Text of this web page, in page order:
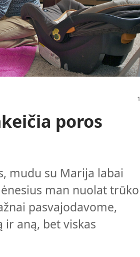
poros
mudu su Marija labai
man nuolat trūko
pasvajodavome,
ir aną, bet viskas